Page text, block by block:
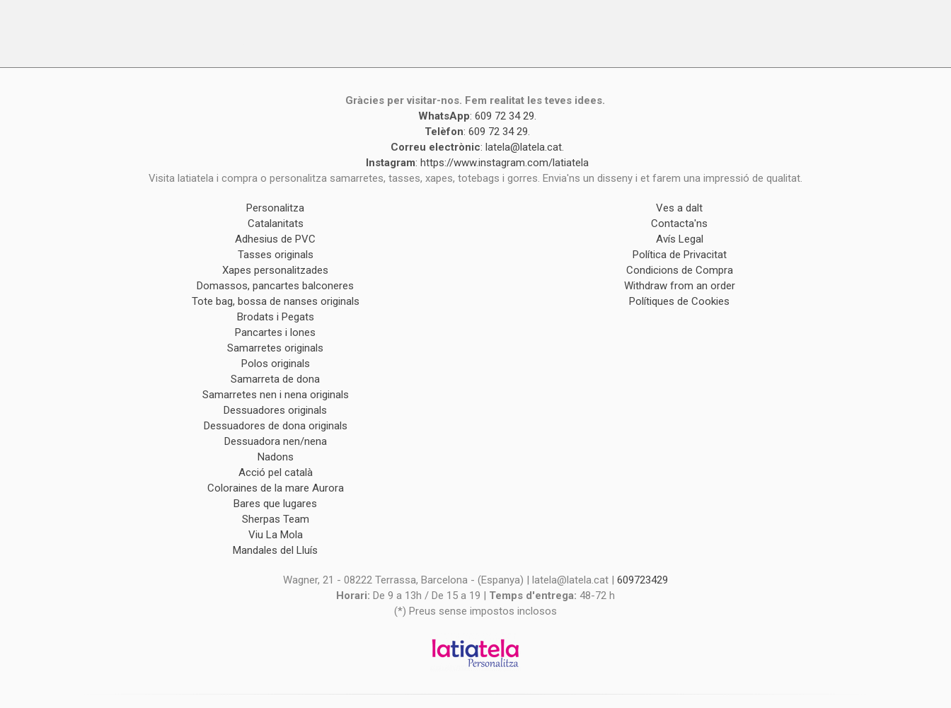
Gràcies per visitar-nos. Fem realitat les teves idees.
WhatsApp:609 72 34 29.
Telèfon:609 72 34 29.
Correu electrònic:latela@latela.cat.
Instagram:https://www.instagram.com/latiatela
Visita latiatela i compra o personalitza samarretes, tasses, xapes, totebags i gorres. Envia'ns un disseny i et farem una impressió de qualitat.
Personalitza
Catalanitats
Adhesius de PVC
Tasses originals
Xapes personalitzades
Domassos, pancartes balconeres
Tote bag, bossa de nanses originals
Brodats i Pegats
Pancartes i lones
Samarretes originals
Polos originals
Samarreta de dona
Samarretes nen i nena originals
Dessuadores originals
Dessuadores de dona originals
Dessuadora nen/nena
Nadons
Acció pel català
Coloraines de la mare Aurora
Bares que lugares
Sherpas Team
Viu La Mola
Mandales del Lluís
Ves a dalt
Contacta'ns
Avís Legal
Política de Privacitat
Condicions de Compra
Withdraw from an order
Polítiques de Cookies
Wagner, 21 - 08222 Terrassa, Barcelona - (Espanya) | latela@latela.cat | 609723429
Horari: De 9 a 13h / De 15 a 19 | Temps d'entrega: 48-72 h
(*) Preus sense impostos inclosos